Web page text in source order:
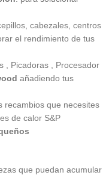
cabezales, centros
el rendimiento de tus
, Picadoras , Procesador
añadiendo tus
recambios que necesites
de calor S&P
que puedan acumular